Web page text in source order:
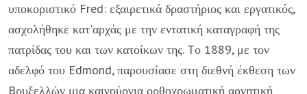
υποκοριστικό Fred: εξαιρετικά δραστήριος και εργατικός,
ασχολήθηκε κατ'αρχάς με την εντατική καταγραφή της
πατρίδας του και των κατοίκων της. Tο 1889, με τον
αδελφό του Edmond, παρουσίασε στη διεθνή έκθεση των
Bρυξελλών μια καινούργια ορθοχρωματική αρνητική